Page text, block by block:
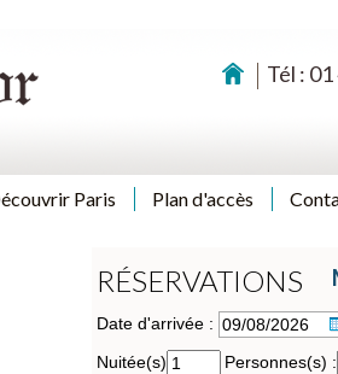
Tél :
Paris Plan d'accès
RÉSERVATIONS
Date d'arrivée :
Nuitée(s)
Personnes(s) :